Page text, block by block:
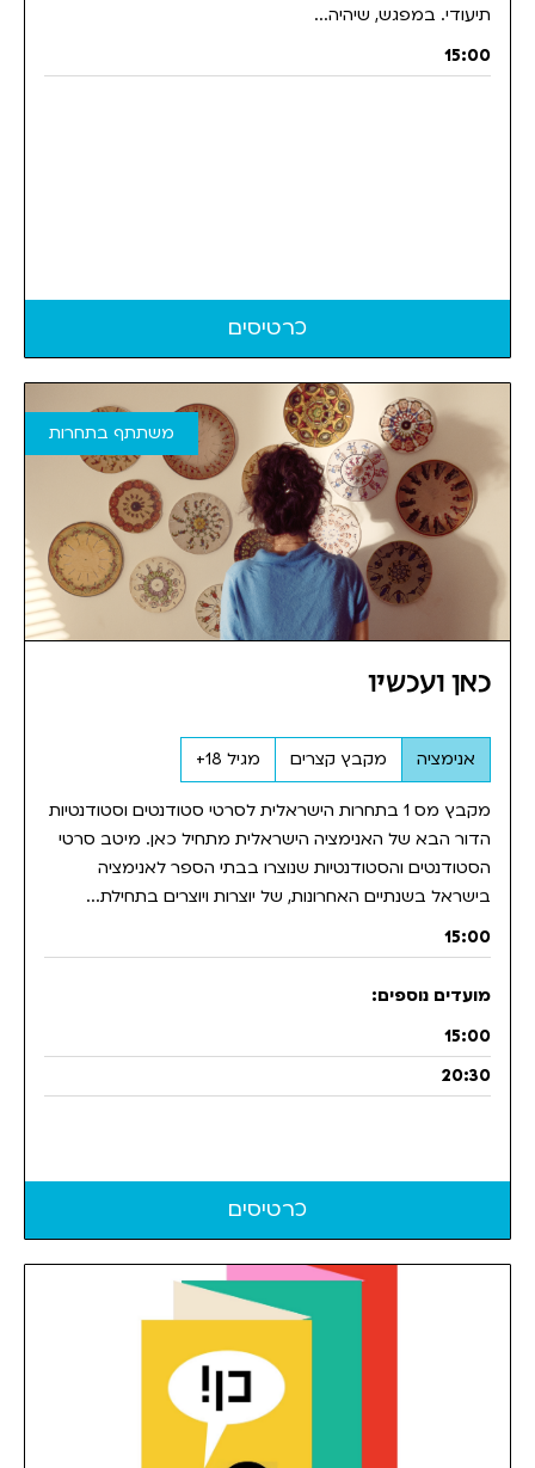
תיעודי. במפגש, שיהיה...
15:00
כרטיסים
משתתף בתחרות
כאן ועכשיו
אנימציה מקבץ קצרים מגיל 18+
מקבץ מס 1 בתחרות הישראלית לסרטי סטודנטים וסטודנטיות
הדור הבא של האנימציה הישראלית מתחיל כאן. מיטב סרטי
הסטודנטים והסטודנטיות שנוצרו בבתי הספר לאנימציה
בישראל בשנתיים האחרונות, של יוצרות ויוצרים בתחילת...
15:00
15:00
20:30
כרטיסים